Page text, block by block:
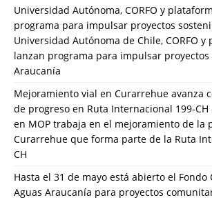
Universidad Autónoma, CORFO y
programa para impulsar proyectos
Universidad Autónoma de Chile, CORFO y
lanzan programa para impulsar proyectos
Araucanía
Mejoramiento vial en Curarrehue avanza
de progreso en Ruta Internacional 199-
en MOP trabaja en el mejoramiento de la
Curarrehue que forma parte de la Ruta
CH
Hasta el 31 de mayo está abierto el Fondo
Aguas Araucanía para proyectos